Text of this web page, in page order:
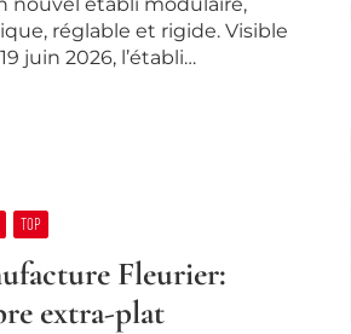
réglable et rigide. Visible
juin 2026, l’établi…
TOP
Fleurier:
extra-plat